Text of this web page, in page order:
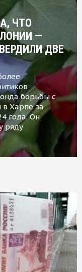
ЧТО
—
ДВЕ
борьбы с
в Харпе за
года. Он
ряду